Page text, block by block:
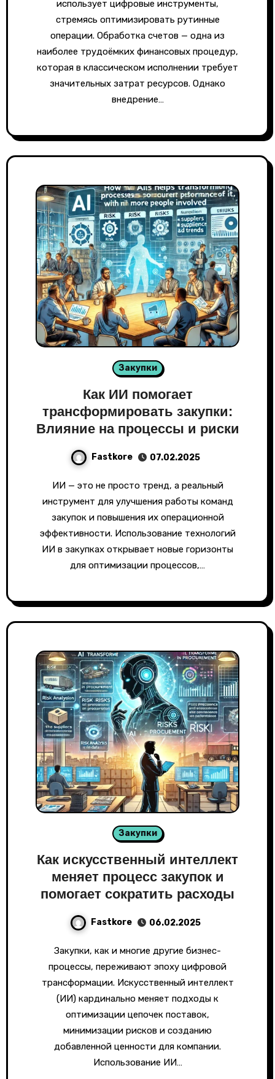
использует цифровые инструменты,
стремясь оптимизировать рутинные
операции. Обработка счетов — одна из
наиболее трудоёмких финансовых процедур,
которая в классическом исполнении требует
значительных затрат ресурсов. Однако
внедрение…
Закупки
Как ИИ помогает
трансформировать закупки:
Влияние на процессы и риски
Fastkore 07.02.2025
ИИ — это не просто тренд, а реальный
инструмент для улучшения работы команд
закупок и повышения их операционной
эффективности. Использование технологий
ИИ в закупках открывает новые горизонты
для оптимизации процессов,…
Закупки
Как искусственный интеллект
меняет процесс закупок и
помогает сократить расходы
Fastkore 06.02.2025
Закупки, как и многие другие бизнес-
процессы, переживают эпоху цифровой
трансформации. Искусственный интеллект
(ИИ) кардинально меняет подходы к
оптимизации цепочек поставок,
минимизации рисков и созданию
добавленной ценности для компании.
Использование ИИ…